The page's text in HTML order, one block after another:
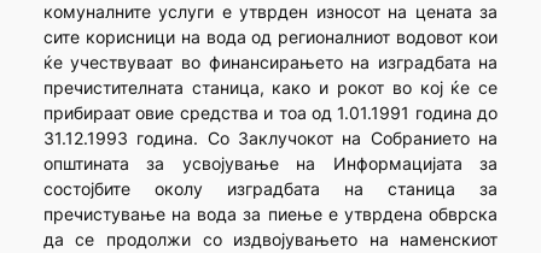
комуналните услуги е утврден износот на цената за
сите корисници на вода од регионалниот водовот кои
ќе учествуваат во финансирањето на изградбата на
пречистителната станица, како и рокот во кој ќе се
прибираат овие средства и тоа од 1.01.1991 година до
31.12.1993 година. Со Заклучокот на Собранието на
општината за усвојување на Информацијата за
состојбите околу изградбата на станица за
пречистување на вода за пиење е утврдена обврска
да се продолжи со издвојувањето на наменскиот